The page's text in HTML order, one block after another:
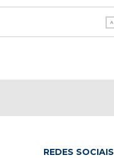
REDES SOCIAIS